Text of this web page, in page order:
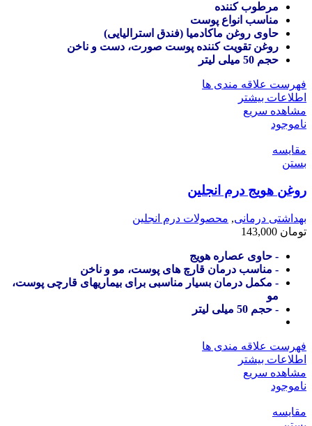
مرطوب کننده
مناسب انواع پوست
حاوی روغن ماکادمیا (فندق استرالیایی)
روغن تقویت کننده پوست صورت، دست و ناخن
حجم 50 میلی لیتر
فهرست علاقه مندی ها
اطلاعات بیشتر
مشاهده سریع
ناموجود
مقایسه
بستن
روغن هویج درم انجلین
بهداشتی درمانی, محصولات درم انجلین
تومان
- حاوی عصاره هویج
- مناسب درمان قارچ های پوست، مو و ناخن
- مکمل درمان بسیار مناسبی برای بیماریهای قارچی پوست،
مو
- حجم 50 میلی لیتر
فهرست علاقه مندی ها
اطلاعات بیشتر
مشاهده سریع
ناموجود
مقایسه